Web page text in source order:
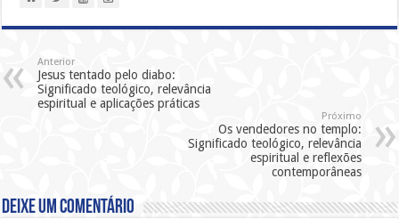
Anterior
Jesus tentado pelo diabo:
Significado teológico, relevância
espiritual e aplicações práticas
Próximo
Os vendedores no templo:
Significado teológico, relevância
espiritual e reflexões
contemporâneas
Deixe um comentário